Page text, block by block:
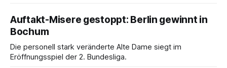
Auftakt-Misere gestoppt: Berlin gewinnt in
Bochum
Die personell stark veränderte Alte Dame siegt im
Eröffnungsspiel der 2. Bundesliga.